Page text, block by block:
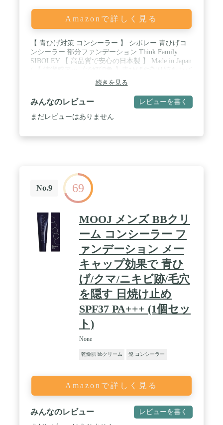
Amazonで詳しく見る
【 青ひげ対策 コンシーラー 】 シボレー 青ひげコ
ンシーラー 部分ファンデーション Think Family
SIBOLEY 【 高品質で安心の日本製 】 Made in Japan
ーして明るい印象に。青髭以外にも眉毛を整えた
り、クマ・目の周り、ニキビ跡、小鼻の黒ずみなど
にもお使いいただけます。 / 【 オレンジ カラー 】
補色であるオレンジが青みを補正してカバー。ベー
ジュ寄りのオレンジなので、肌に乗せてもあまり浮
ン マット シミ そばかす ニキビ 毛穴 赤み 橙 オレン
ジベージュ くま 青くま ひげ 青髭 青ひげ 眉潰し 眉
隠し 眉消し 剃り跡 ニキビ跡 メンズ 男性 男 ジェン
ダーレス ジェンダーレス化粧品 】
続きを見る
みんなのレビュー レビューを書く
まだレビューはありません
No.9 69
MOOJ メンズ BBクリ
ーム コンシーラー フ
ァンデーション メー
キャップ効果で 青ひ
げ/クマ/ニキビ跡/毛穴
を隠す 日焼け止め
SPF37 PA+++ (1個セッ
ト)
None
乾燥肌 bbクリーム 髭 コンシーラー
Amazonで詳しく見る
みんなのレビュー レビューを書く